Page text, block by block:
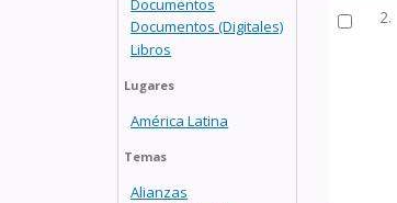
Documentos
Documentos (Digitales)
Libros
Lugares
América Latina
Temas
Alianzas
2.